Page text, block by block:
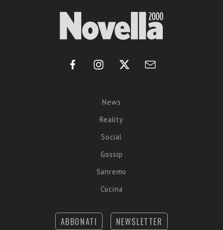
News
Reality
Social
Gossip
Sanremo
Cucina
ABBONATI NEWSLETTER